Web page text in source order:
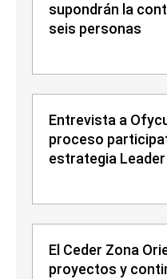
supondrán la
seis personas
Entrevista a
proceso
estrategia Leader
El Ceder Zona
proyectos y